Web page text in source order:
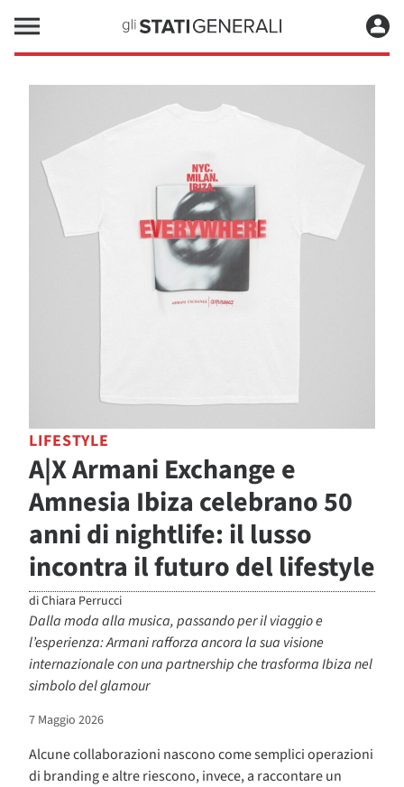
LIFESTYLE
A|X Armani Exchange e
Amnesia Ibiza celebrano 50
anni di nightlife: il lusso
incontra il futuro del lifestyle
diChiara Perrucci
Dalla moda alla musica, passando per il viaggio e
l’esperienza: Armani rafforza ancora la sua visione
internazionale con una partnership che trasforma Ibiza nel
simbolo del glamour
7 Maggio 2026
Alcune collaborazioni nascono come semplici operazioni
di branding e altre riescono, invece, a raccontare un